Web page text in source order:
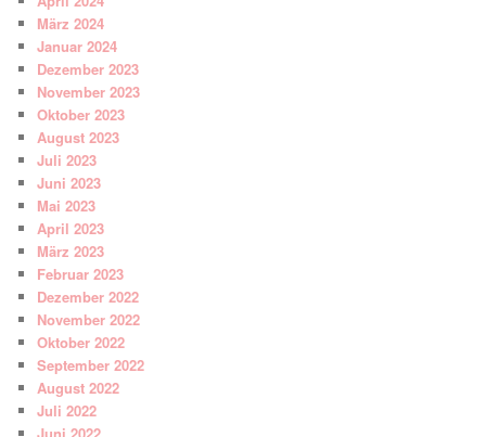
März 2024
Januar 2024
Dezember 2023
November 2023
Oktober 2023
August 2023
Juli 2023
Juni 2023
Mai 2023
April 2023
März 2023
Februar 2023
Dezember 2022
November 2022
Oktober 2022
September 2022
August 2022
Juli 2022